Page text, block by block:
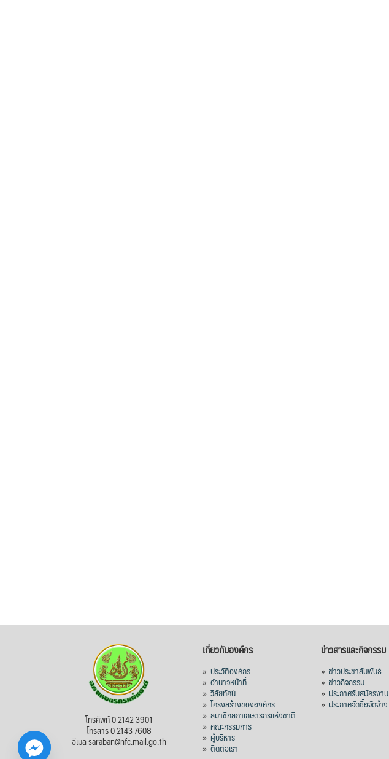
โทรศัพท์ 0 2142 3901
โทรสาร 0 2143 7608
อีเมล saraban@nfc.mail.go.th
เกี่ยวกับองค์กร
»ประวัติองค์กร
»อำนาจหน้าที่
»วิสัยทัศน์
»โครงสร้างขององค์กร
»สมาชิกสภาเกษตรกรแห่งชาติ
»คณะกรรมการ
» ผู้บริหาร
»ติดต่อเรา
ข่าวสารและกิจกรรม
»ข่าวประชาสัมพันธ์
»ข่าวกิจกรรม
»ประกาศรับสมัครงาน
»ประกาศจัดซื้อจัดจ้าง